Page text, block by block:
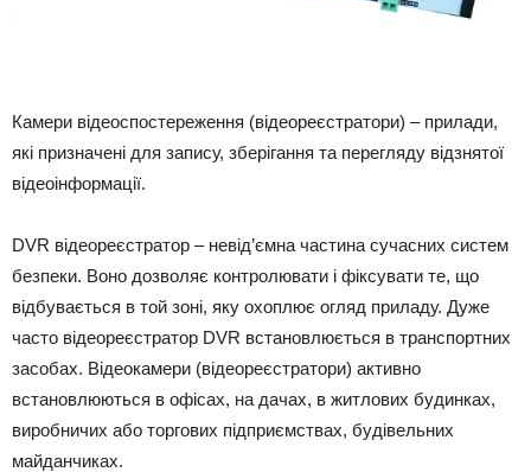
Камери відеоспостереження (відеореєстратори) – прилади,
які призначені для запису, зберігання та перегляду відзнятої
відеоінформації.
DVR відеореєстратор – невід’ємна частина сучасних систем
безпеки. Воно дозволяє контролювати і фіксувати те, що
відбувається в той зоні, яку охоплює огляд приладу. Дуже
часто відеореєстратор DVR встановлюється в транспортних
засобах. Відеокамери (відеореєстратори) активно
встановлюються в офісах, на дачах, в житлових будинках,
виробничих або торгових підприємствах, будівельних
майданчиках.